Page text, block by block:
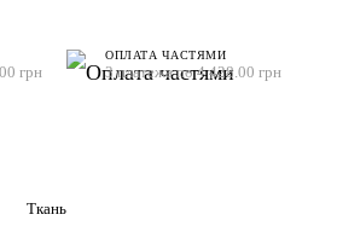
грн
ОПЛАТА ЧАСТЯМИ
3 платежа по 4 428.00 грн
Ткань